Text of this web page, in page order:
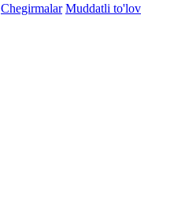
Chegirmalar Muddatli to'lov